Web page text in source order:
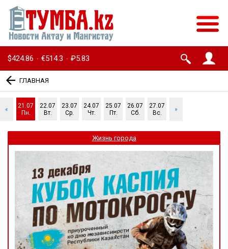
$424.86 · €514.3 · ₽5.83
ГЛАВНАЯ
«
21.07
Пн.
22.07
Вт.
23.07
Ср.
24.07
Чт.
25.07
Пт.
26.07
Сб.
27.07
Вс.
»
Жизнь города